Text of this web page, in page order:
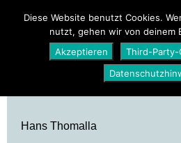
PROGRAMM ÜBER UNS
Hans Thomalla
Diese Website benutzt Cookies.
nutzt, gehen wir von deinem
Akzeptieren
Third-Party-